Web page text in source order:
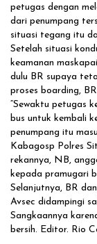
petugas dengan
dari penumpang
situasi tegang itu
Setelah situasi
keamanan
dulu BR supaya
proses boarding,
“Sewaktu petugas
bus untuk kembali
penumpang itu
Kabagosp Polres
rekannya, NB,
kepada pramugari
Selanjutnya, BR
Avsec didampingi
Sangkaannya
bersih. Editor. Rio